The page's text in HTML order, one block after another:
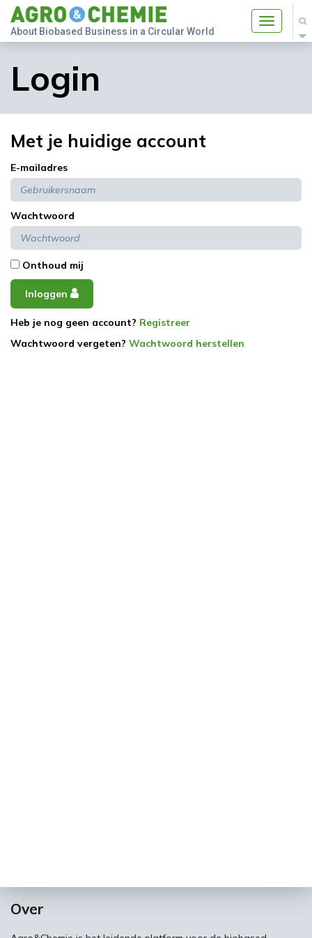
Toggle
About Biobased Business in a Circular World
Login
Met je huidige account
E-mailadres
Wachtwoord
Onthoud mij
Inloggen
Heb je nog geen account? Registreer
Wachtwoord vergeten? Wachtwoord herstellen
Over